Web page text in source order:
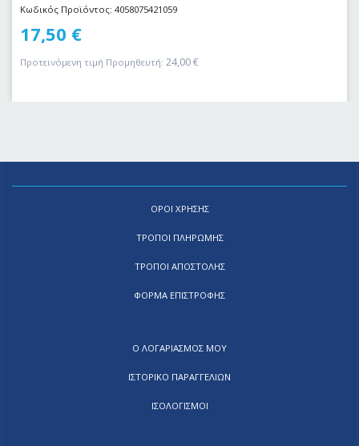
Κωδικός Προϊόντος: 4058075421059
17,50 €
Προτεινόμενη τιμή Προμηθευτή: 24,00€
ΟΡΟΙ ΧΡΗΣΗΣ
ΤΡΟΠΟΙ ΠΛΗΡΩΜΗΣ
ΤΡΟΠΟΙ ΑΠΟΣΤΟΛΗΣ
ΦΟΡΜΑ ΕΠΙΣΤΡΟΦΗΣ
Ο ΛΟΓΑΡΙΑΣΜΟΣ ΜΟΥ
ΙΣΤΟΡΙΚΟ ΠΑΡΑΓΓΕΛΙΩΝ
ΙΣΟΛΟΓΙΣΜΟΙ